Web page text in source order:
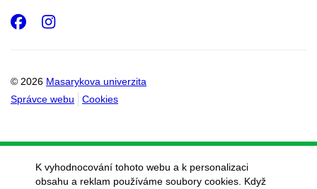
© 2026 Masarykova univerzita
Správce webu
Cookies
Facebook
Instagram
K vyhodnocování tohoto webu a k personalizaci
obsahu a reklam používáme soubory cookies. Když